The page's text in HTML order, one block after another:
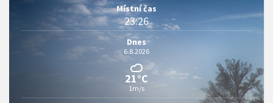
Místní čas
23:26
Dnes
6.8.2026
21°C
1m/s